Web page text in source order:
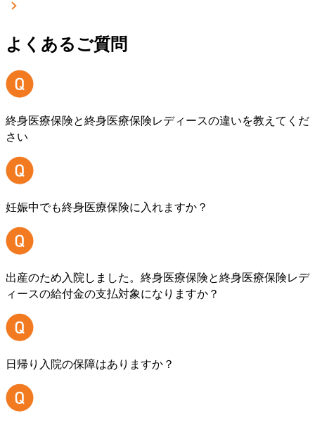
よくあるご質問
終身医療保険と終身医療保険レディースの違いを教えてくだ
さい
妊娠中でも終身医療保険に入れますか？
出産のため入院しました。終身医療保険と終身医療保険レデ
ィースの給付金の支払対象になりますか？
日帰り入院の保障はありますか？